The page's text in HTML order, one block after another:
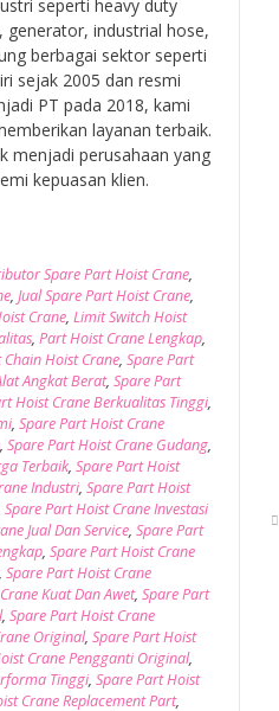
seperti heavy duty
industrial hose,
berbagai sektor seperti
sejak 2005 dan resmi
PT pada 2018, kami
layanan terbaik.
menjadi perusahaan yang
kepuasan klien.
Spare Part Hoist Crane,
,Jual Spare Part Hoist Crane,
Crane,Limit Switch Hoist
,Part Hoist Crane Lengkap,
Chain Hoist Crane,Spare Part
Angkat Berat,Spare Part
Hoist Crane Berkualitas Tinggi,
,Spare Part Hoist Crane
,Spare Part Hoist Crane Gudang,
Terbaik,Spare Part Hoist
Industri,Spare Part Hoist
Spare Part Hoist Crane Investasi
Jual Dan Service,Spare Part
,Spare Part Hoist Crane
,Spare Part Hoist Crane
Kuat Dan Awet,Spare Part
,Spare Part Hoist Crane
Original,Spare Part Hoist
Crane Pengganti Original,
Tinggi,Spare Part Hoist
Crane Replacement Part,